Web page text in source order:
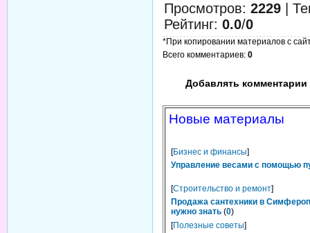
Просмотров: 2229
Рейтинг: 0.0/0
*При копировании материалов с
Всего комментариев: 0
Добавлять комментарии
Новые материалы
[Бизнес и финансы]
Управление весами с помощью
[Строительство и ремонт]
Продажа сантехники в
нужно знать (0)
[Полезные советы]